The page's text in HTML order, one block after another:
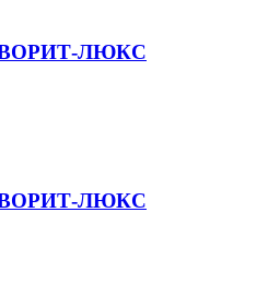
ЛЮКС
ЛЮКС